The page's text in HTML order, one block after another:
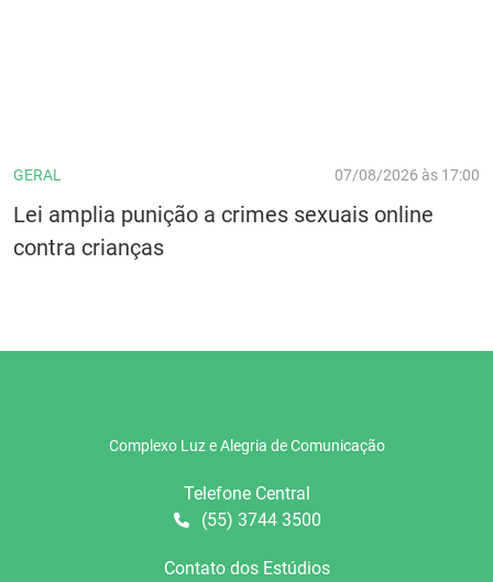
GERAL 07/08/2026 às 17:00
Lei amplia punição a crimes sexuais online
contra crianças
Complexo Luz e Alegria de Comunicação
Telefone Central
(55) 3744 3500
Contato dos Estúdios